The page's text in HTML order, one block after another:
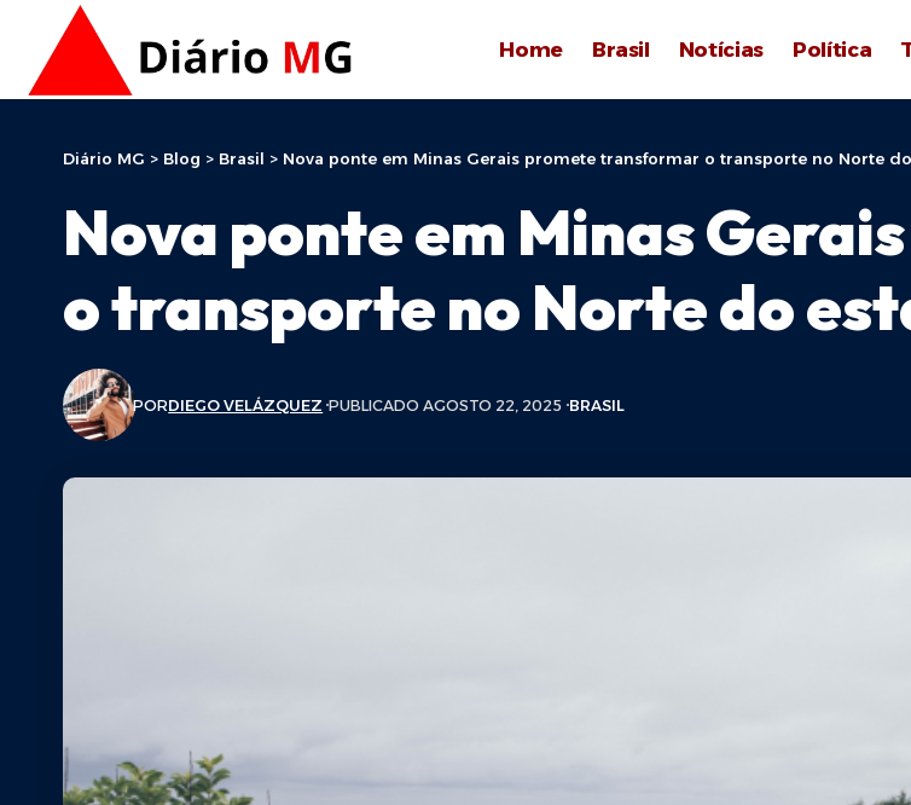
Home Brasil Notícias Política
Diário MG > Blog > Brasil > Nova ponte em Minas Gerais promete transformar o transporte no Norte
Nova ponte em Minas
o transporte no Norte do
PORDIEGO VELÁZQUEZ PUBLICADO AGOSTO 22, 2025 BRASIL